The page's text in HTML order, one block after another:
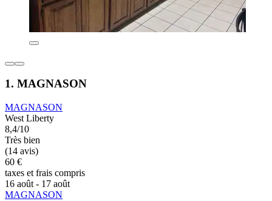
1. MAGNASON
MAGNASON
West Liberty
8,4/10
Très bien
(14 avis)
60 €
taxes et frais compris
16 août - 17 août
MAGNASON